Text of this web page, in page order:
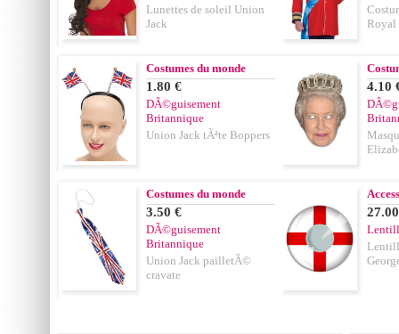
Lunettes de soleil Union
Jack
Royal
Costumes du monde
1.80 €
DÃ©guisement
Britannique
Union Jack tÃªte Boppers
4.10
Costumes du monde
3.50 €
DÃ©guisement
Britannique
Union Jack pailletÃ©
cravate